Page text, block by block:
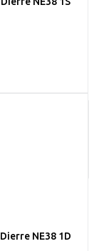
уточнят условия
NE38 1D